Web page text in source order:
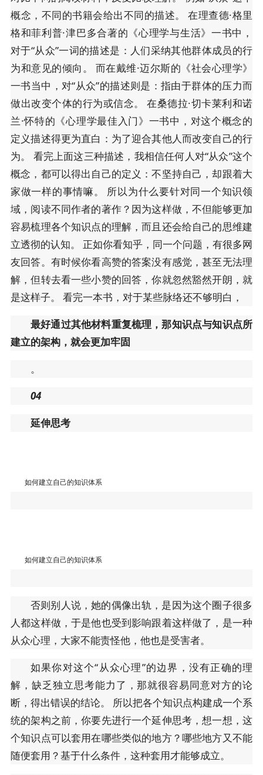
概念，不同的书籍会给出不同的描述。 在理查德·格里
格和菲利普·津巴多合著的《心理学与生活》一书中，
对于“从众”一词的描述是：人们采纳其他群体成员的行
为和意见的倾向。 而在戴维·迈尔斯的《社会心理学》
一书当中，对“从众”的描述则是：指由于群体的压力而
做出改变个体的行为或信念。 在桑德拉·切卡莱利和诺
兰·怀特的《心理学最佳入门》一书中，对这个概念的
定义描述得更为直白：为了迎合其他人而改变自己的行
为。 看完上面这三种描述，我相信任何人对“从众”这个
概念，都可以得出自己的定义：不坚持自己，却跟着大
家做一样的事情嘛。 所以为什么要针对同一个知识领
域，阅读不同作者的著作？因为这样做，不但能够更加
容易梳理各个知识点的理解，而且还会给自己的思维建
立透彻的认知。 正如你看知乎，同一个问题，有很多网
友回答。有时候你看高赞的答案没有感觉，甚至无法理
解，但转去看一些小赞的回答，你就忽然豁然开朗，就
是这样子。 看完一本书，对于某些脉络还不够明白，
最好通过其他材料重复梳理，那知识点与知识点所
建立的架构，就会更加牢固
。
04
延伸思考
如何建立自己的知识体系
如何建立自己的知识体系
否则别人说，她的偶像出轨，是因为这个圈子很多
人都这样做，于是他也受到影响跟着这样做了，是一种
从众心理，大家不能责怪他，他也是受害者。
如果你对这个“从众心理”的边界，没有正确的理
解，缺乏独立思考能力了，那就很容易同意对方的论
断，得出错误的结论。 所以把各个知识点构建成一个系
统的架构之前，你要先进行一个延伸思考，想一想，这
个知识点可以套用在哪些类似的地方？哪些地方又不能
随便套用？基于什么条件，这种套用才能够成立。